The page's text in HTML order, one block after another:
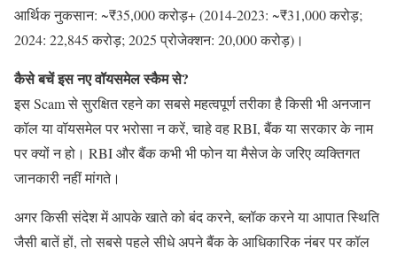
आर्थिक नुकसान: ~₹35,000 करोड़+ (2014-2023: ~₹31,000 करोड़;
2024: 22,845 करोड़; 2025 प्रोजेक्शन: 20,000 करोड़)।
कैसे बचें इस नए वॉयसमेल स्कैम से?
इस Scam से सुरक्षित रहने का सबसे महत्वपूर्ण तरीका है किसी भी अनजान
कॉल या वॉयसमेल पर भरोसा न करें, चाहे वह RBI, बैंक या सरकार के नाम
पर क्यों न हो। RBI और बैंक कभी भी फोन या मैसेज के जरिए व्यक्तिगत
जानकारी नहीं मांगते।
अगर किसी संदेश में आपके खाते को बंद करने, ब्लॉक करने या आपात स्थिति
जैसी बातें हों, तो सबसे पहले सीधे अपने बैंक के आधिकारिक नंबर पर कॉल